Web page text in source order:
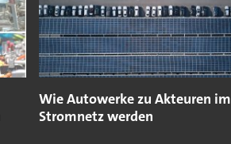
Wie Autowerke zu Akteuren im
Stromnetz werden